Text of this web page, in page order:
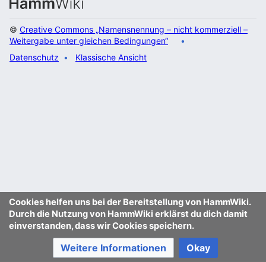
Cookies helfen uns bei der Bereitstellung von HammWiki.
Durch die Nutzung von HammWiki erklärst du dich damit
einverstanden, dass wir Cookies speichern.
Weitere Informationen Okay
© Creative Commons „Namensnennung – nicht kommerziell –
Weitergabe unter gleichen Bedingungen“
Datenschutz
Klassische Ansicht